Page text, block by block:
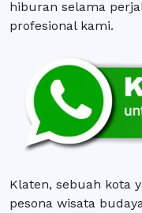
hiburan selama
profesional kami.
Klaten, sebuah kota
pesona wisata